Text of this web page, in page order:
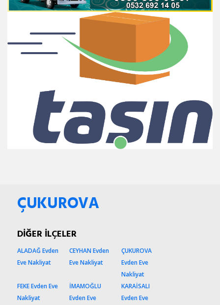
ÇUKUROVA
DİĞER İLÇELER
ALADAĞ Evden
Eve Nakliyat
CEYHAN Evden
Eve Nakliyat
ÇUKUROVA
Evden Eve
Nakliyat
FEKE Evden Eve
Nakliyat
İMAMOĞLU
Evden Eve
KARAİSALI
Evden Eve